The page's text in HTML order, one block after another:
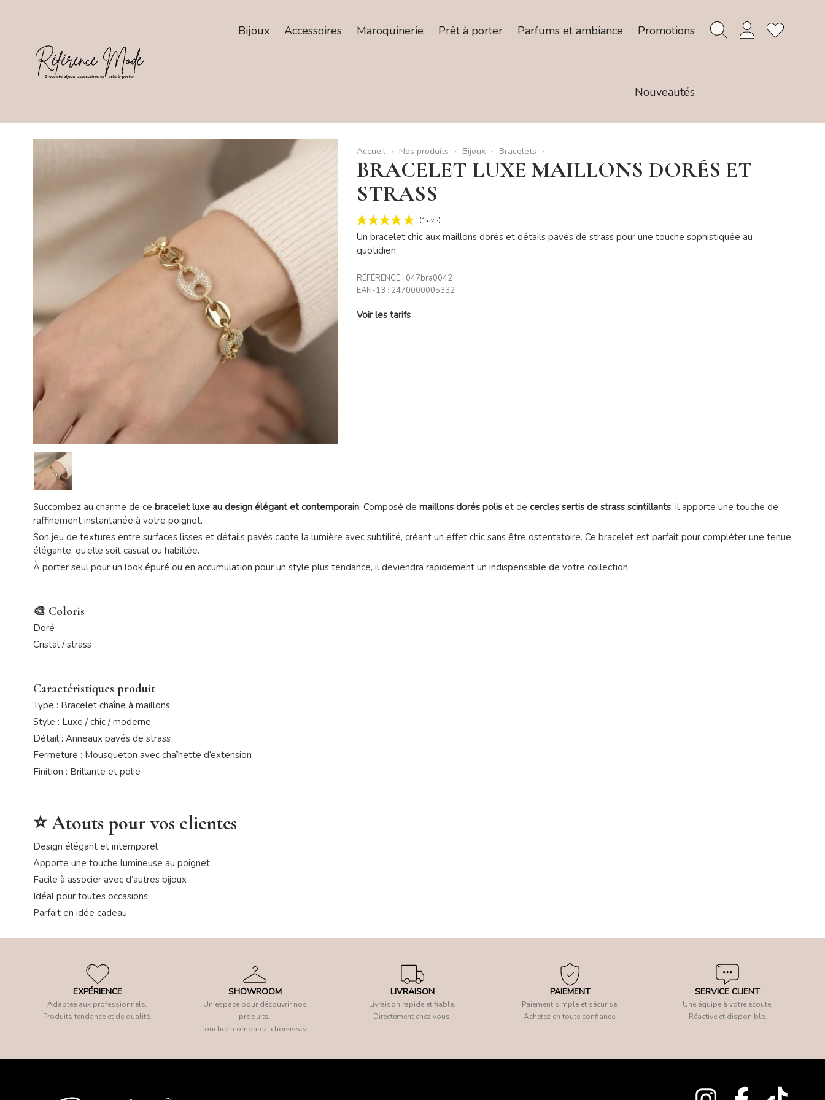
Bijoux Accessoires Maroquinerie Prêt à porter Parfums et ambiance Promotions
Nouveautés
Accueil Nos produits Bijoux Bracelets
BRACELET LUXE MAILLONS DORÉS ET
STRASS
Un bracelet chic aux maillons dorés et détails pavés de strass pour une touche sophistiquée au
quotidien.
RÉFÉRENCE : 047bra0042
EAN-13 : 2470000005332
Voir les tarifs
Succombez au charme de ce bracelet luxe au design élégant et contemporain. Composé de maillons dorés poliset de cercles sertis de strass scintillants, il apporte une touche de
raffinement instantanée à votre poignet.
Son jeu de textures entre surfaces lisses et détails pavés capte la lumière avec subtilité, créant un effet chic sans être ostentatoire. Ce bracelet est parfait pour compléter une tenue
élégante, qu’elle soit casual ou habillée.
À porter seul pour un look épuré ou en accumulation pour un style plus tendance, il deviendra rapidement un indispensable de votre collection.
🎨 Coloris
Doré
Cristal / strass
Caractéristiques produit
Type : Bracelet chaîne à maillons
Style : Luxe / chic / moderne
Détail : Anneaux pavés de strass
Fermeture : Mousqueton avec chaînette d’extension
Finition : Brillante et polie
⭐ Atouts pour vos clientes
Design élégant et intemporel
Apporte une touche lumineuse au poignet
Facile à associer avec d’autres bijoux
Idéal pour toutes occasions
Parfait en idée cadeau
EXPÉRIENCE
Adaptée aux professionnels.
Produits tendance et de qualité.
SHOWROOM
Un espace pour découvrir nos
produits.
Touchez, comparez, choisissez.
LIVRAISON
Livraison rapide et fiable.
Directement chez vous.
PAIEMENT
Paiement simple et sécurisé.
Achetez en toute confiance.
SERVICE CLIENT
Une équipe à votre écoute.
Réactive et disponible.